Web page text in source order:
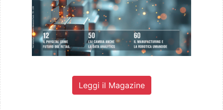
Leggi il Magazine